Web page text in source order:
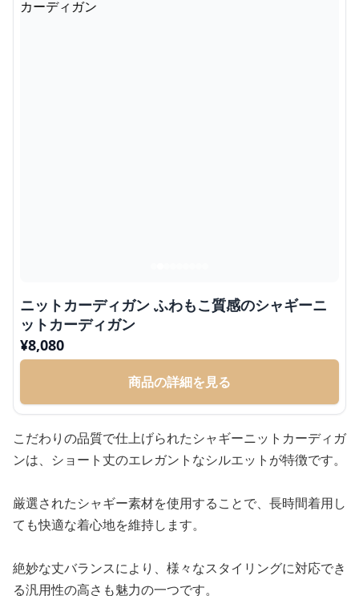
ニットカーディガン ふわもこ質感のシャギーニ
ットカーディガン
¥8,080
商品の詳細を見る
こだわりの品質で仕上げられたシャギーニットカーディガ
ンは、ショート丈のエレガントなシルエットが特徴です。
厳選されたシャギー素材を使用することで、長時間着用し
ても快適な着心地を維持します。
絶妙な丈バランスにより、様々なスタイリングに対応でき
る汎用性の高さも魅力の一つです。